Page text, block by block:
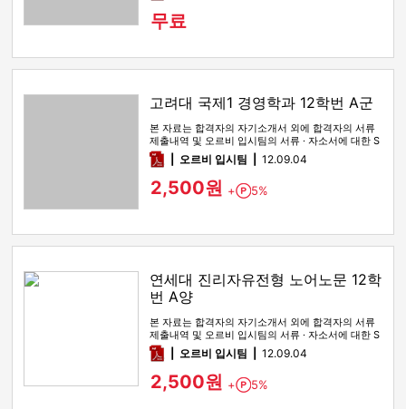
무료
고려대 국제1 경영학과 12학번 A군
본 자료는 합격자의 자기소개서 외에 합격자의 서류
제출내역 및 오르비 입시팀의 서류 · 자소서에 대한 S
WOT 분석이 포함돼 …
pdf오르비 입시팀 12.09.04
2,500원 + Point
5%
연세대 진리자유전형 노어노문 12학
번 A양
본 자료는 합격자의 자기소개서 외에 합격자의 서류
제출내역 및 오르비 입시팀의 서류 · 자소서에 대한 S
WOT 분석이 포함돼 …
pdf오르비 입시팀 12.09.04
2,500원 + Point
5%